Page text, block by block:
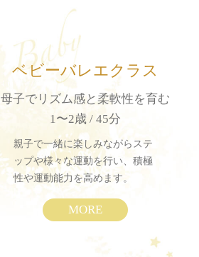
ベビーバレエクラス
母子でリズム感と柔軟性を育む
1〜2歳 / 45分
親子で一緒に楽しみながらステ
ップや様々な運動を行い、積極
性や運動能力を高めます。
MORE